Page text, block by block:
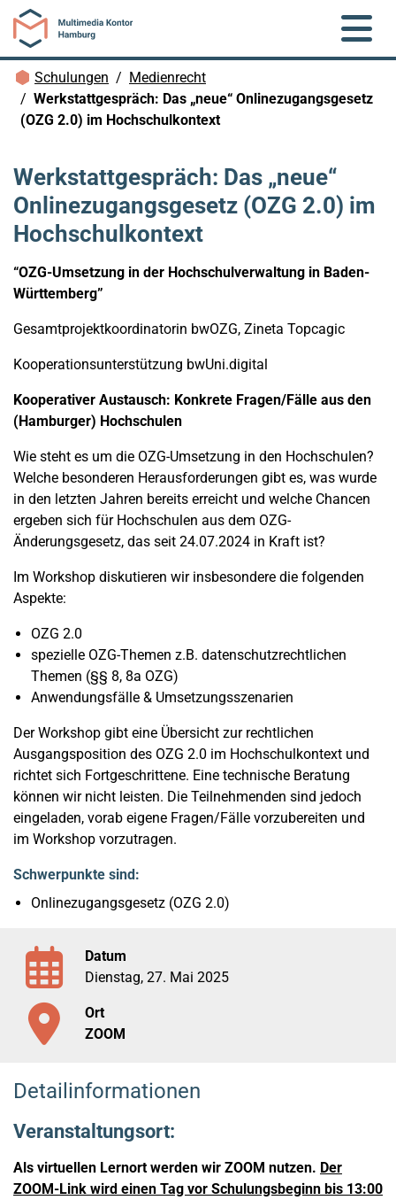
Zum Hauptinhalt springen
Brotkrümelnavigation
Schulungen
Medienrecht
Werkstattgespräch: Das „neue“ Onlinezugangsgesetz
(OZG 2.0) im Hochschulkontext
Werkstattgespräch: Das „neue“
Onlinezugangsgesetz (OZG 2.0) im
Hochschulkontext
“OZG-Umsetzung in der Hochschulverwaltung in Baden-
Württemberg”
Gesamtprojektkoordinatorin bwOZG, Zineta Topcagic
Kooperationsunterstützung bwUni.digital
Kooperativer Austausch: Konkrete Fragen/Fälle aus den
(Hamburger) Hochschulen
Wie steht es um die OZG-Umsetzung in den Hochschulen?
Welche besonderen Herausforderungen gibt es, was wurde
in den letzten Jahren bereits erreicht und welche Chancen
ergeben sich für Hochschulen aus dem OZG-
Änderungsgesetz, das seit 24.07.2024 in Kraft ist?
Im Workshop diskutieren wir insbesondere die folgenden
Aspekte:
OZG 2.0
spezielle OZG-Themen z.B. datenschutzrechtlichen
Themen (§§ 8, 8a OZG)
Anwendungsfälle & Umsetzungsszenarien
Der Workshop gibt eine Übersicht zur rechtlichen
Ausgangsposition des OZG 2.0 im Hochschulkontext und
richtet sich Fortgeschrittene. Eine technische Beratung
können wir nicht leisten. Die Teilnehmenden sind jedoch
eingeladen, vorab eigene Fragen/Fälle vorzubereiten und
im Workshop vorzutragen.
Schwerpunkte sind:
Onlinezugangsgesetz (OZG 2.0)
Datum
Dienstag, 27. Mai 2025
Ort
ZOOM
Detailinformationen
Veranstaltungsort:
Als virtuellen Lernort werden wir ZOOM nutzen. Der
ZOOM-Link wird einen Tag vor Schulungsbeginn bis 13:00